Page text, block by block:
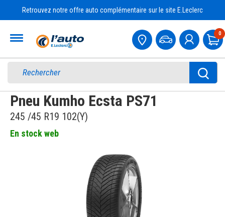
Retrouvez notre offre auto complémentaire sur le site E.Leclerc
0
Pneu Kumho Ecsta PS71
245 /45 R19 102(Y)
En stock web